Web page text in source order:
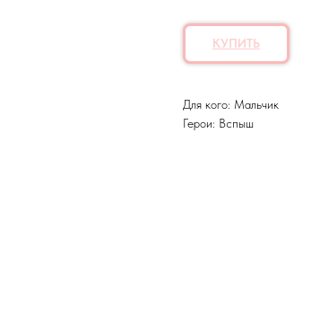
КУПИТЬ
Для кого: Мальчик
Герои: Вспыш